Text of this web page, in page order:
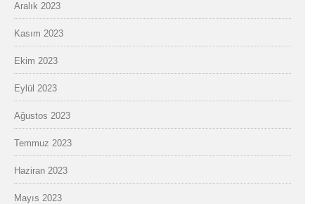
Aralık 2023
Kasım 2023
Ekim 2023
Eylül 2023
Ağustos 2023
Temmuz 2023
Haziran 2023
Mayıs 2023